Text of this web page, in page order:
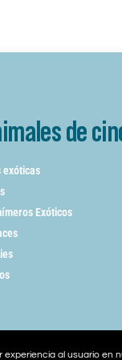
de
exóticas
Exóticos
al usuario